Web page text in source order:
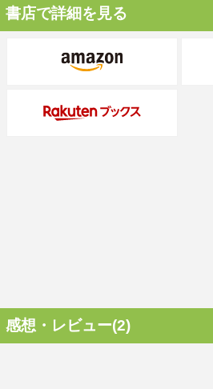
書店で詳細を見る
感想・レビュー(2)